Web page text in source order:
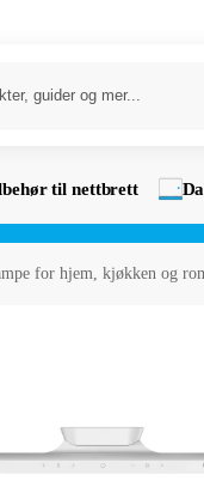
til nettbrett
for hjem, kjøkken og